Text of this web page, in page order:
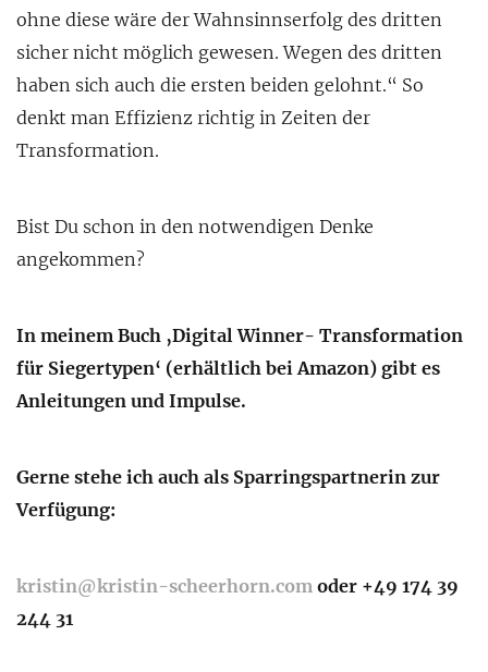
ohne diese wäre der Wahnsinnserfolg des dritten
sicher nicht möglich gewesen. Wegen des dritten
haben sich auch die ersten beiden gelohnt.“ So
denkt man Effizienz richtig in Zeiten der
Transformation.
Bist Du schon in den notwendigen Denke
angekommen?
In meinem Buch ‚Digital Winner- Transformation
für Siegertypen‘ (erhältlich bei Amazon) gibt es
Anleitungen und Impulse.
Gerne stehe ich auch als Sparringspartnerin zur
Verfügung:
kristin@kristin-scheerhorn.com oder +49 174 39
244 31